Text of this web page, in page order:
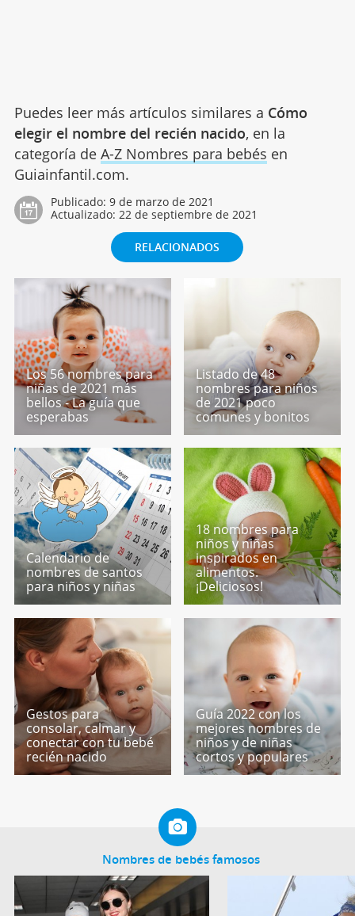
Puedes leer más artículos similares a Cómo
elegir el nombre del recién nacido, en la
categoría de A-Z Nombres para bebés en
Guiainfantil.com.
Publicado: 9 de marzo de 2021
Actualizado: 22 de septiembre de 2021
RELACIONADOS
Los 56 nombres para
niñas de 2021 más
bellos - La guía que
esperabas
Listado de 48
nombres para niños
de 2021 poco
comunes y bonitos
Calendario de
nombres de santos
para niños y niñas
18 nombres para
niños y niñas
inspirados en
alimentos.
¡Deliciosos!
Gestos para
consolar, calmar y
conectar con tu bebé
recién nacido
Guía 2022 con los
mejores nombres de
niños y de niñas
cortos y populares
Nombres de bebés famosos